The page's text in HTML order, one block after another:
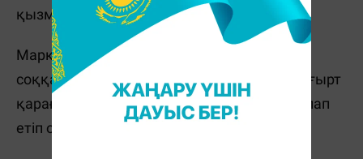
қызметтік тексеріс басталған.
Марқұмның туыстары жеткіншекті ұрып-
соққан өзге балалар мен қауіпсіздікке салғырт
қараған қызметкерлер де жазалануын талап
етіп отыр.